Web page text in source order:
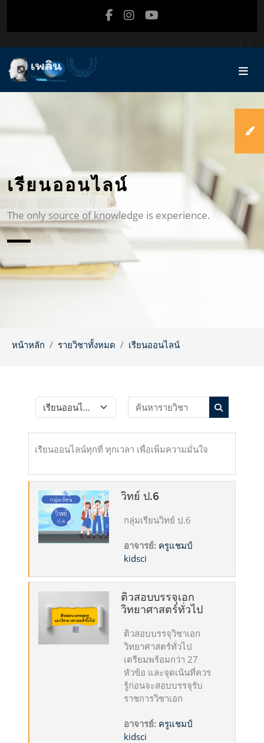
เรียนออนไลน์
The only source of knowledge is experience.
หน้าหลัก รายวิชาทั้งหมด เรียนออนไลน์
ประเภทของรายวิชา
ค้นหารายวิชา
ค้นหารายวิ
เรียนออนไลน์ทุกที่ ทุกเวลา เพื่อเพิ่มความมั่นใจ
วิทย์ ป.6
กลุ่มเรียนวิทย์ ป.6
อาจารย์: ครูแชมป์
kidsci
ติวสอบบรรจุเอก
วิทยาศาสตร์ทั่วไป
ติวสอบบรรจุวิชาเอก
วิทยาศาสตร์ทั่วไป
เตรียมพร้อมกว่า 27
หัวข้อ และจุดเน้นที่ควร
รู้ก่อนจะสอบบรรจุรับ
ราชการวิชาเอก
อาจารย์: ครูแชมป์
kidsci